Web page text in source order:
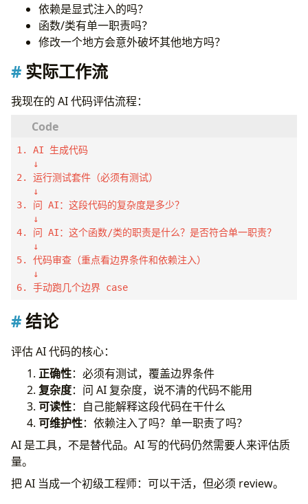
依赖是显式注入的吗？
函数/类有单一职责吗？
修改一个地方会意外破坏其他地方吗？
实际工作流
我现在的 AI 代码评估流程：
1. AI 生成代码
   ↓
2. 运行测试套件（必须有测试）
   ↓
3. 问 AI：这段代码的复杂度是多少？
   ↓
4. 问 AI：这个函数/类的职责是什么？是否符合单一职责？
   ↓
5. 代码审查（重点看边界条件和依赖注入）
   ↓
6. 手动跑几个边界 case
结论
评估 AI 代码的核心：
正确性：必须有测试，覆盖边界条件
复杂度：问 AI 复杂度，说不清的代码不能用
可读性：自己能解释这段代码在干什么
可维护性：依赖注入了吗？单一职责了吗？
AI 是工具，不是替代品。AI 写的代码仍然需要人来评估质
量。
把 AI 当成一个初级工程师：可以干活，但必须 review。